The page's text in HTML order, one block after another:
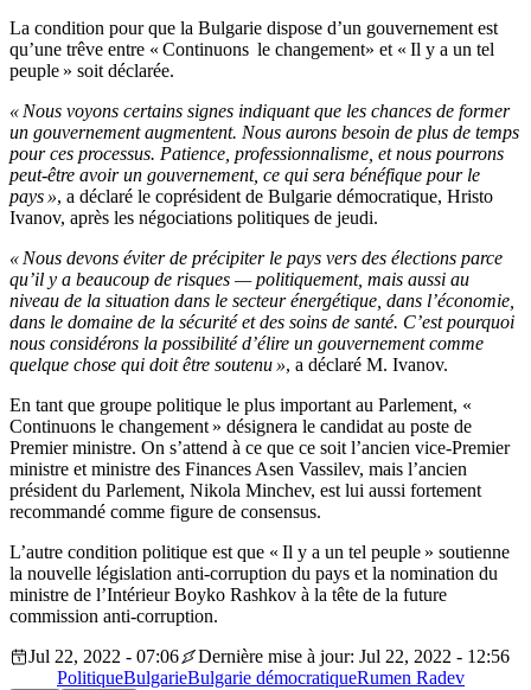
La condition pour que la Bulgarie dispose d’un gouvernement est
qu’une trêve entre « Continuons le changement» et « Il y a un tel
peuple » soit déclarée.
« Nous voyons certains signes indiquant que les chances de former
un gouvernement augmentent. Nous aurons besoin de plus de temps
pour ces processus. Patience, professionnalisme, et nous pourrons
peut-être avoir un gouvernement, ce qui sera bénéfique pour le
pays », a déclaré le coprésident de Bulgarie démocratique, Hristo
Ivanov, après les négociations politiques de jeudi.
« Nous devons éviter de précipiter le pays vers des élections parce
qu’il y a beaucoup de risques — politiquement, mais aussi au
niveau de la situation dans le secteur énergétique, dans l’économie,
dans le domaine de la sécurité et des soins de santé. C’est pourquoi
nous considérons la possibilité d’élire un gouvernement comme
quelque chose qui doit être soutenu », a déclaré M. Ivanov.
En tant que groupe politique le plus important au Parlement, «
Continuons le changement » désignera le candidat au poste de
Premier ministre. On s’attend à ce que ce soit l’ancien vice-Premier
ministre et ministre des Finances Asen Vassilev, mais l’ancien
président du Parlement, Nikola Minchev, est lui aussi fortement
recommandé comme figure de consensus.
L’autre condition politique est que « Il y a un tel peuple » soutienne
la nouvelle législation anti-corruption du pays et la nomination du
ministre de l’Intérieur Boyko Rashkov à la tête de la future
commission anti-corruption.
Jul 22, 2022 - 07:06
Dernière mise à jour: Jul 22, 2022 - 12:56
PolitiqueBulgarieBulgarie démocratiqueRumen Radev